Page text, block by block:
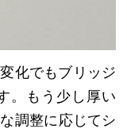
化でもブリッジ
。もう少し厚い
調整に応じてシ